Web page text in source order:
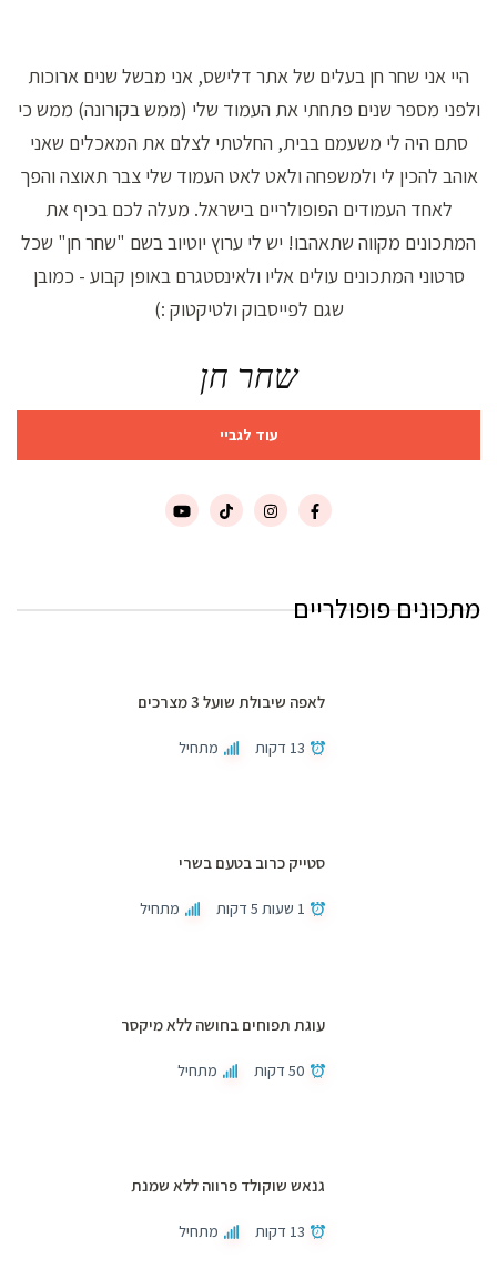
היי אני שחר חן בעלים של אתר דלישס, אני מבשל שנים ארוכות
ולפני מספר שנים פתחתי את העמוד שלי (ממש בקורונה) ממש כי
סתם היה לי משעמם בבית, החלטתי לצלם את המאכלים שאני
אוהב להכין לי ולמשפחה ולאט לאט העמוד שלי צבר תאוצה והפך
לאחד העמודים הפופולריים בישראל. מעלה לכם בכיף את
המתכונים מקווה שתאהבו! יש לי ערוץ יוטיוב בשם "שחר חן" שכל
סרטוני המתכונים עולים אליו ולאינסטגרם באופן קבוע - כמובן
שגם לפייסבוק ולטיקטוק :)
שחר חן
עוד לגביי
מתכונים פופולריים
לאפה שיבולת שועל 3 מצרכים
13 דקות מתחיל
סטייק כרוב בטעם בשרי
1 שעות 5 דקות מתחיל
עוגת תפוחים בחושה ללא מיקסר
50 דקות מתחיל
גנאש שוקולד פרווה ללא שמנת
13 דקות מתחיל